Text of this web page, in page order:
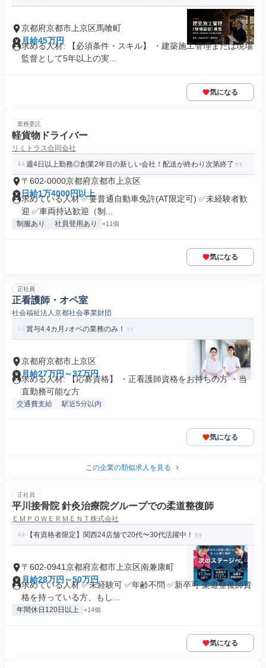
京都府京都市上京区馬喰町
月給45万円
求める人材: 【必須条件・スキル】 ・建築施工管理または現場
監督として5年以上の実...
気になる
業務委託
軽貨物ドライバー
リミトラス合同会社
週4日以上勤務◎創業2年目の新しい会社！配送が終わり次第終了
〒602-0000京都府京都市上京区
日給1万4000円以上
求めている人材 ✅要普通自動車免許(AT限定可) ✅未経験者歓
迎 ✅車両持込歓迎（制...
制服あり 社員登用あり +11個
気になる
正社員
正看護師・オペ室
社会福祉法人京都社会事業財団
賞与4.4カ月♪オペの業務のみ！
京都府京都市上京区
月給27万円～37万円
求める人材: 【応募資格】 ・正看護師資格をお持ちの方 ・当
直勤務可能な方
交通費支給 駅近5分以内
気になる
この企業の類似求人を見る
正社員
平川接骨院 針灸治療院グループでの柔道整復師
ＥＭＰＯＷＥＲＭＥＮＴ株式会社
【有資格者限定】関西24店舗で20代〜30代活躍中！
〒602-0941京都府京都市上京区南兼康町
月給28万円～50万円
求めている人材 ✅未経験可 ✅年齢不問 ✅新卒可 柔道整復師資
格を持っている方、もし...
年間休日120日以上 +14個
気になる